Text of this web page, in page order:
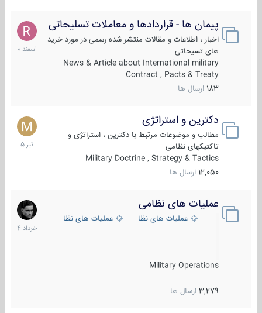
پیمان ها - قراردادها و معاملات تسلیحاتی
اخبار ، اطلاعات و مقالات منتشر شده رسمی در مورد خرید
های تسیحاتی
News & Article about International military
Contract , Pacts & Treaty
183 ارسال ها
7
اسفند
1400
دکترین و استراتژی
مطالب و موضوعات مرتبط با دکترین ، استراتژی و
تاکتیکهای نظامی
Military Doctrine , Strategy & Tactics
12,050 ارسال ها
27
تیر
1405
عملیات های نظامی
عملیات های نظامی ایرانعملیات های نظامی خارجی
Military Operations
3,279 ارسال ها
5
خرداد
1404